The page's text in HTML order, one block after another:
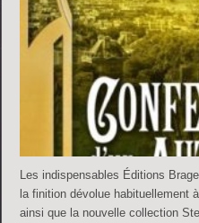
Les indispensables Éditions
la finition dévolue habituellement
ainsi que la nouvelle collection